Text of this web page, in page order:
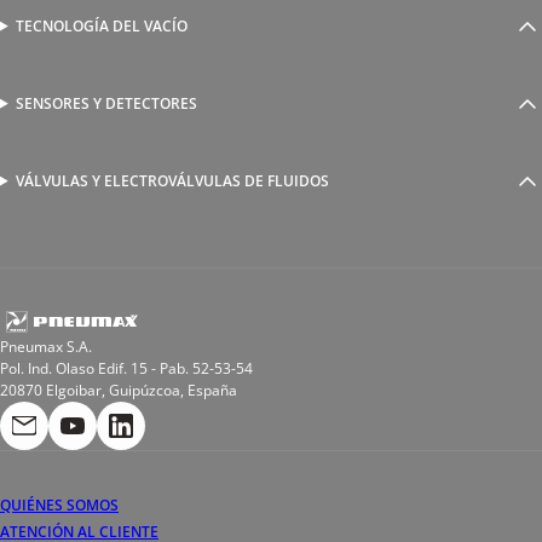
Válvulas complementarias
Racores rápidos
Reguladores de caudal
Racores para soldadura
TECNOLOGÍA DEL VACÍO
Ventosas
Válvulas y electroválvulas
SENSORES Y DETECTORES
Detectores magnéticos
VÁLVULAS Y ELECTROVÁLVULAS DE FLUIDOS
Electroválvulas de acción directa
Bobinas
Pneumax S.A.
Pol. Ind. Olaso Edif. 15 - Pab. 52-53-54
20870 Elgoibar, Guipúzcoa, España
QUIÉNES SOMOS
ATENCIÓN AL CLIENTE